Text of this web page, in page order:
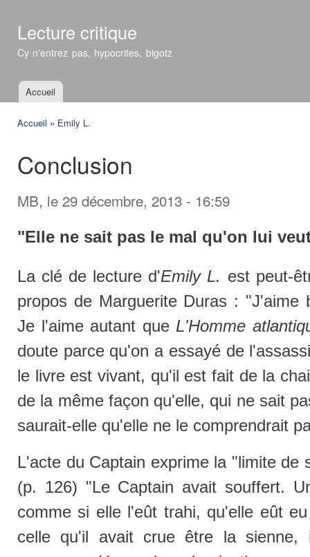
Lecture critique
Cy n'entrez pas, hypocrites, bigotz
Menu principal
Accueil
Accueil » Emily L.
Conclusion
MB, le 29 décembre, 2013 - 16:59
"Elle ne sait pas le mal qu'on lui
La clé de lecture d'Emily L. est peut-
propos de Marguerite Duras : "J'aime
Je l'aime autant que L'Homme
doute parce qu'on a essayé de
le livre est vivant, qu'il est fait de la
de la même façon qu'elle, qui ne sait
saurait-elle qu'elle ne le comprendrait
L'acte du Captain exprime la "limite de
(p. 126) "Le Captain avait souffert.
comme si elle l'eût trahi, qu'elle eût
celle qu'il avait crue être la sienne,